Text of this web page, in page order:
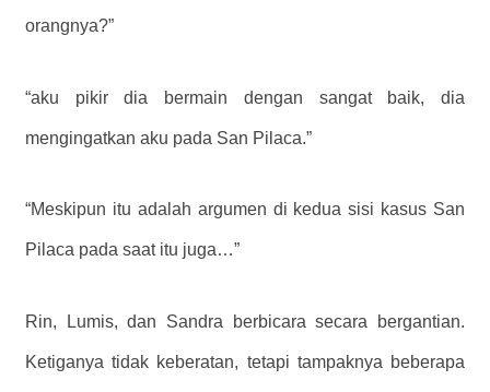
orangnya?”
“aku pikir dia bermain dengan sangat baik, dia
mengingatkan aku pada San Pilaca.”
“Meskipun itu adalah argumen di kedua sisi kasus San
Pilaca pada saat itu juga…”
Rin, Lumis, dan Sandra berbicara secara bergantian.
Ketiganya tidak keberatan, tetapi tampaknya beberapa